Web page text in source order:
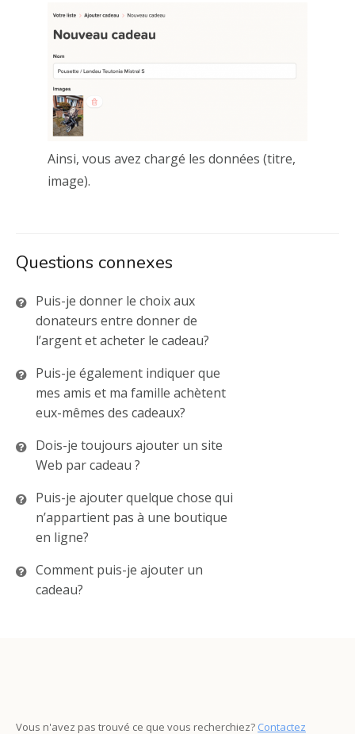
Ainsi, vous avez chargé les données (titre,
image).
Questions connexes
Puis-je donner le choix aux
donateurs entre donner de
l’argent et acheter le cadeau?
Puis-je également indiquer que
mes amis et ma famille achètent
eux-mêmes des cadeaux?
Dois-je toujours ajouter un site
Web par cadeau ?
Puis-je ajouter quelque chose qui
n’appartient pas à une boutique
en ligne?
Comment puis-je ajouter un
cadeau?
Vous n'avez pas trouvé ce que vous recherchiez? Contactez